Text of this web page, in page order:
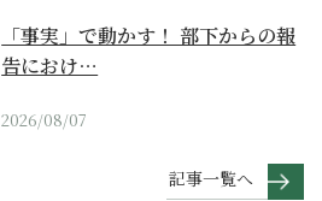
「事実」で動かす！ 部下からの報
告におけ…
2026/08/07
記事一覧へ